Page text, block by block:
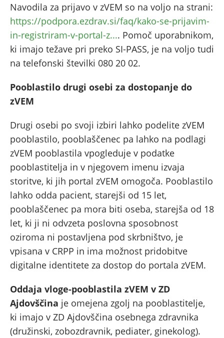
Navodila za prijavo v zVEM so na voljo na strani:
https://podpora.ezdrav.si/faq/kako-se-prijavim-
in-registriram-v-portal-z.... Pomoč uporabnikom,
ki imajo težave pri preko SI-PASS, je na voljo tudi
na telefonski številki 080 20 02.
Pooblastilo drugi osebi za dostopanje do
zVEM
Drugi osebi po svoji izbiri lahko podelite zVEM
pooblastilo, pooblaščenec pa lahko na podlagi
zVEM pooblastila vpogleduje v podatke
pooblastitelja in v njegovem imenu izvaja
storitve, ki jih portal zVEM omogoča. Pooblastilo
lahko odda pacient, starejši od 15 let,
pooblaščenec pa mora biti oseba, starejša od 18
let, ki ji ni odvzeta poslovna sposobnost
oziroma ni postavljena pod skrbništvo, je
vpisana v CRPP in ima možnost pridobitve
digitalne identitete za dostop do portala zVEM.
Oddaja vloge-pooblastila zVEM v ZD
Ajdovščina je omejena zgolj na pooblastitelje,
ki imajo v ZD Ajdovščina osebnega zdravnika
(družinski, zobozdravnik, pediater, ginekolog).